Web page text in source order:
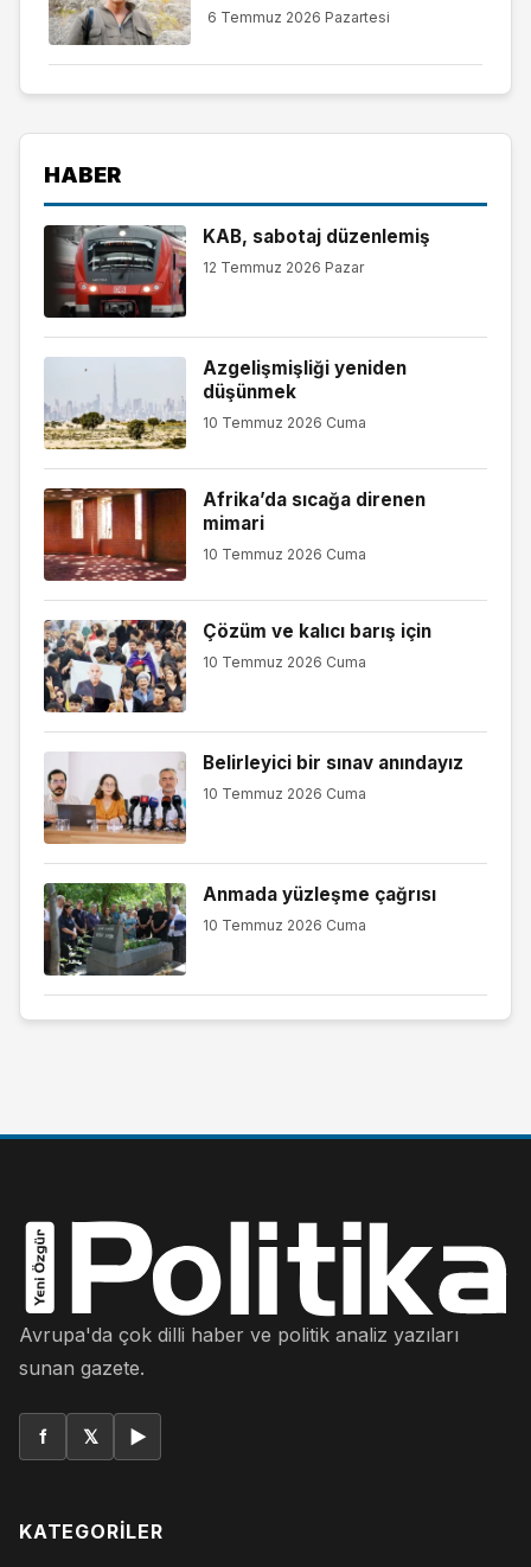
6 Temmuz 2026 Pazartesi
HABER
KAB, sabotaj düzenlemiş
12 Temmuz 2026 Pazar
Azgelişmişliği yeniden
düşünmek
10 Temmuz 2026 Cuma
Afrika’da sıcağa direnen
mimari
10 Temmuz 2026 Cuma
Çözüm ve kalıcı barış için
10 Temmuz 2026 Cuma
Belirleyici bir sınav anındayız
10 Temmuz 2026 Cuma
Anmada yüzleşme çağrısı
10 Temmuz 2026 Cuma
Avrupa'da çok dilli haber ve politik analiz yazıları
sunan gazete.
f 𝕏 ▶
KATEGORILER